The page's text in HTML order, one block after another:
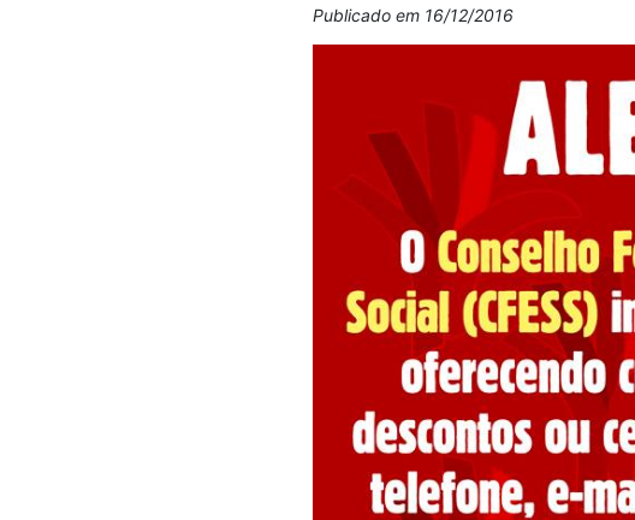
Publicado em 16/12/2016